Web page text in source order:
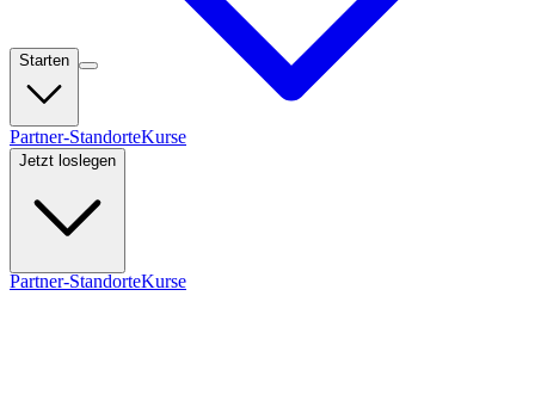
Starten
Partner-StandorteKurse
Jetzt loslegen
Partner-StandorteKurse